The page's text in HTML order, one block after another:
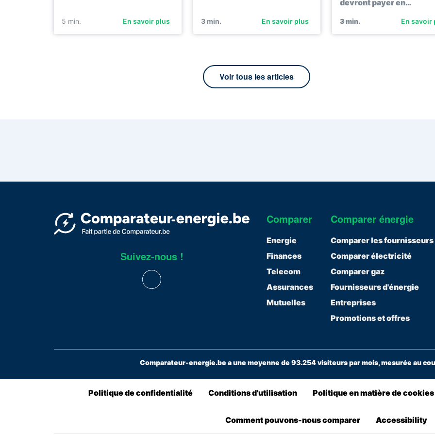
5 min. En savoir plus 3min. En savoir plus
devront payer en…
3min. En savoir
Voir tous les articles
Suivez-nous !
Comparer
Energie
Finances
Telecom
Assurances
Mutuelles
Comparer énergie
Comparer les
Comparer électricité
Comparer gaz
Fournisseurs d'énergie
Entreprises
Promotions et offres
Comparateur-energie.be a une moyenne de 93.254 visiteurs par mois, mesurée au
Politique de confidentialité Conditions d'utilisation Politique en matière de cookies
Comment pouvons-nous comparer Accessibility